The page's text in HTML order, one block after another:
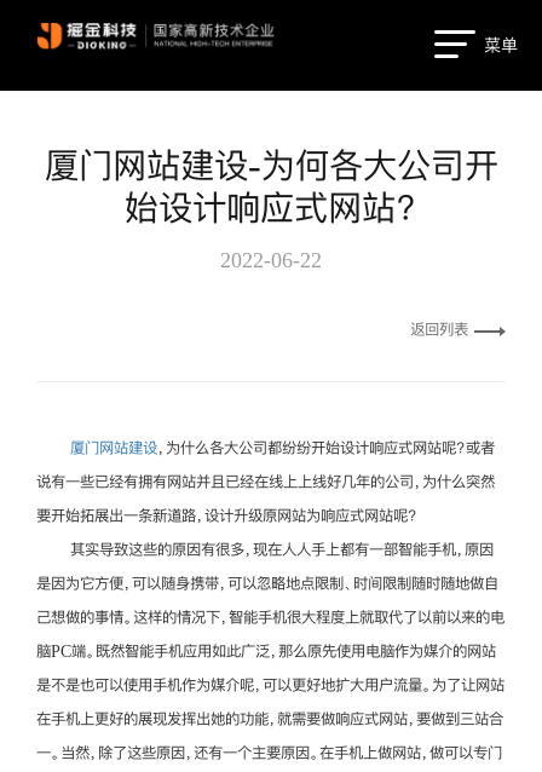
菜单
厦门网站建设-为何各大公司开
始设计响应式网站？
2022-06-22
返回列表
厦门网站建设 ，为什么各大公司都纷纷开始设计响应式网站呢？或者
说有一些已经有拥有网站并且已经在线上上线好几年的公司，为什么突然
要开始拓展出一条新道路，设计升级原网站为响应式网站呢？
其实导致这些的原因有很多，现在人人手上都有一部智能手机，原因
是因为它方便，可以随身携带，可以忽略地点限制、时间限制随时随地做自
己想做的事情。这样的情况下，智能手机很大程度上就取代了以前以来的电
脑PC端。既然智能手机应用如此广泛，那么原先使用电脑作为媒介的网站
是不是也可以使用手机作为媒介呢，可以更好地扩大用户流量。为了让网站
在手机上更好的展现发挥出她的功能，就需要做响应式网站，要做到三站合
一。当然，除了这些原因，还有一个主要原因。在手机上做网站，做可以专门